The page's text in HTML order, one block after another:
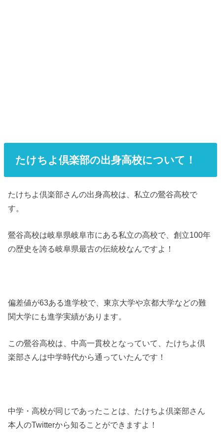
たけちよ倶楽部の出身高校について！
たけちよ倶楽部さんの出身高校は、私立の鶯谷高校で
す。
鶯谷高校は岐阜県岐阜市にある私立の高校で、創立100年
の歴史を誇る岐阜県最古の伝統校なんですよ！
偏差値が63ある進学校で、東京大学や京都大学などの難
関大学にも進学実績があります。
この鶯谷高校は、中高一貫校となっていて、たけちよ倶
楽部さんは中学時代から通っていたんです！
中学・高校が同じであったことは、たけちよ倶楽部さん
本人のTwitterから知ることができますよ！